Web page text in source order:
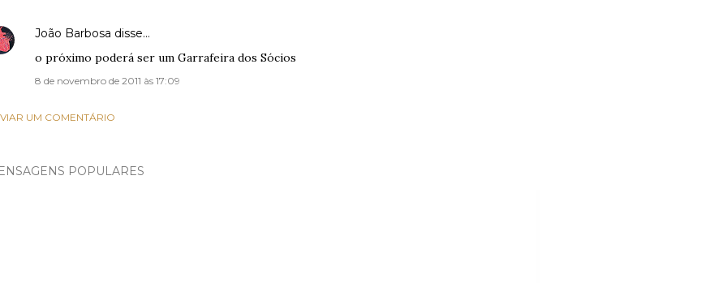
João Barbosa disse…
o próximo poderá ser um Garrafeira dos Sócios
8 de novembro de 2011 às 17:09
UM COMENTÁRIO
POPULARES